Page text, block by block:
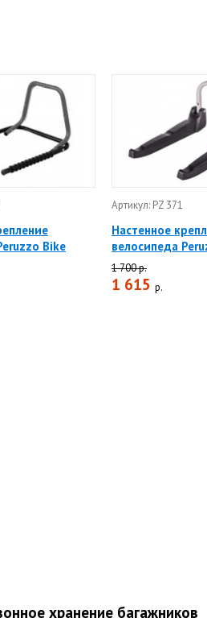
Bike
Артикул: PZ 371
Настенное
велосипеда
1 700 р.
1 615 р.
хранение багажников